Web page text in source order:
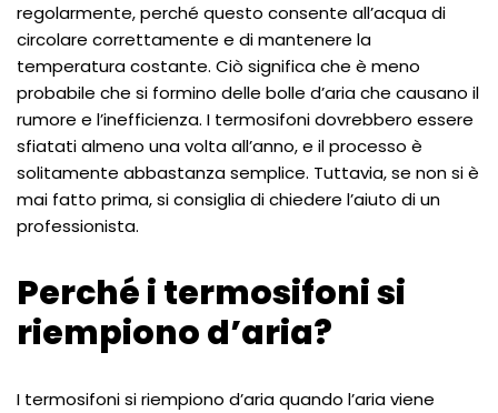
regolarmente, perché questo consente all’acqua di
circolare correttamente e di mantenere la
temperatura costante. Ciò significa che è meno
probabile che si formino delle bolle d’aria che causano il
rumore e l’inefficienza. I termosifoni dovrebbero essere
sfiatati almeno una volta all’anno, e il processo è
solitamente abbastanza semplice. Tuttavia, se non si è
mai fatto prima, si consiglia di chiedere l’aiuto di un
professionista.
Perché i termosifoni si
riempiono d’aria?
I termosifoni si riempiono d’aria quando l’aria viene